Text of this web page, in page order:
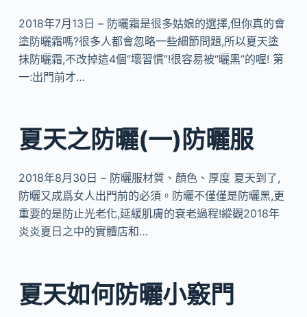
2018年7月13日 – 防曬霜是很多姑娘的選擇,但你真的會
塗防曬霜嗎?很多人都會忽略一些細節問題,所以夏天塗
抹防曬霜,不改掉這4個“壞習慣”!很容易被“曬黑”的喔! 第
一:出門前才…
夏天之防曬(一)防曬服
2018年8月30日 – 防曬服材質、顏色、厚度 夏天到了,
防曬又成爲女人出門前的必須。防曬不僅僅是防曬黑,更
重要的是防止光老化,延緩肌膚的衰老過程!縱觀2018年
炎炎夏日之中的實體店和…
夏天如何防曬小竅門